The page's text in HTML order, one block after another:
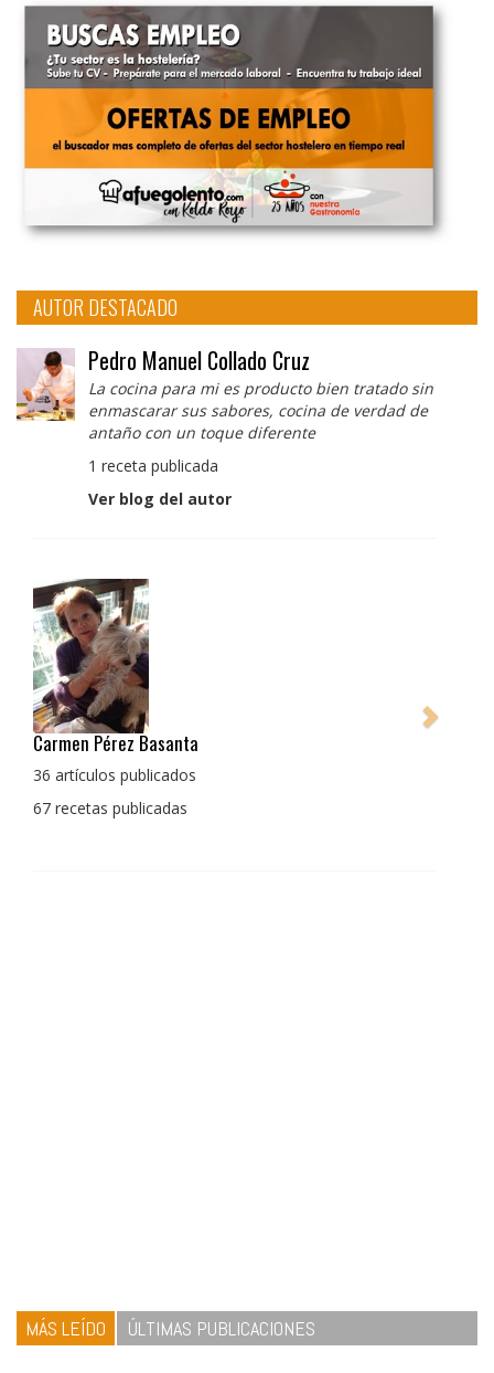
AUTOR DESTACADO
Pedro Manuel Collado Cruz
La cocina para mi es producto bien tratado sin
enmascarar sus sabores, cocina de verdad de
antaño con un toque diferente
1 receta publicada
Ver blog del autor
Pedro Manuel Collado Cruz
La cocina para mi es producto bien tratado sin
con un toque diferente